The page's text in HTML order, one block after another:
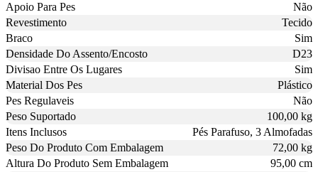
Apoio Para Pes
Não
Revestimento
Tecido
Braco
Sim
Densidade Do Assento/Encosto
D23
Divisao Entre Os Lugares
Sim
Material Dos Pes
Plástico
Pes Regulaveis
Não
Peso Suportado
100,00 kg
Itens Inclusos
Pés Parafuso, 3 Almofadas
Peso Do Produto Com Embalagem
72,00 kg
Altura Do Produto Sem Embalagem
95,00 cm